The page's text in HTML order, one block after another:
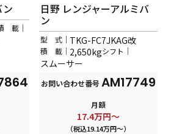
ン
載｜
日野 レンジャーアルミバ
ン
型 式｜ TKG-FC7JKAG改
積 載｜ 2,650kgシフト｜
スムーサー
お問い合わせ番号 AM17749
月額
17.4万円～
（税込19.14万円～）